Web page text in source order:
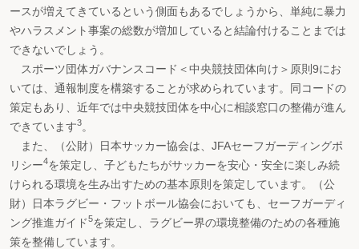
ースが増えてきているという側面もあるでしょうから、単純に暴力
やハラスメント事案の総数が増加していると結論付けることまでは
できないでしょう。
スポーツ団体ガバナンスコード＜中央競技団体向け＞原則9にお
いては、通報制度を構築することが求められています。同コードの
策定もあり、近年では中央競技団体を中心に相談窓口の整備が進ん
できています3。
また、（公財）日本サッカー協会は、JFAセーフガーディングポ
リシー4を策定し、子どもたちがサッカーを安心・安全に楽しみ続
けられる環境を生み出すための基本原則を策定しています。（公
財）日本ラグビー・フットボール協会においても、セーフガーディ
ング推進ガイド5を策定し、ラグビー界の環境整備のための各種施
策を整備しています。